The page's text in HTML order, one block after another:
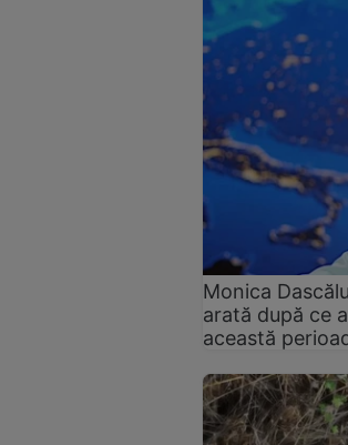
Monica
arată după ce
această